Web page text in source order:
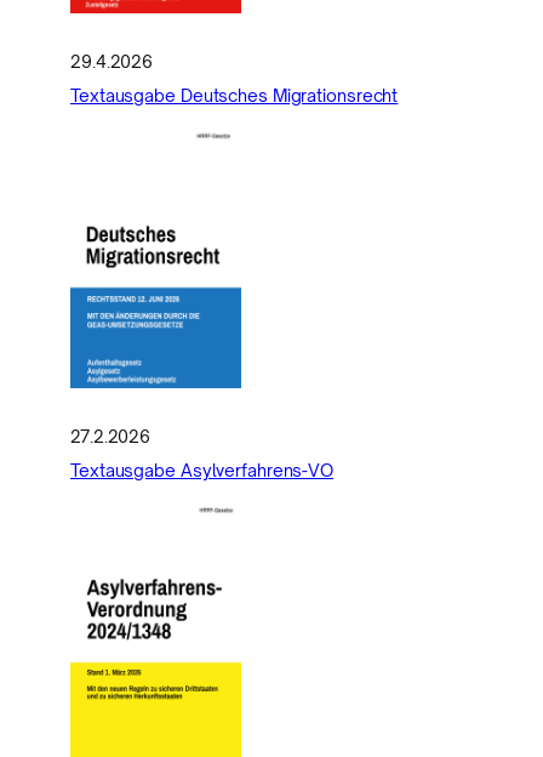
29.4.2026
Textausgabe Deutsches Migrationsrecht
27.2.2026
Textausgabe Asylverfahrens-VO